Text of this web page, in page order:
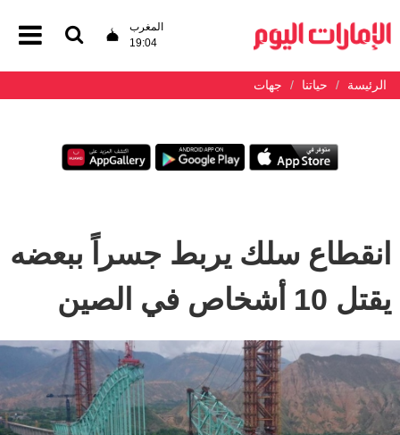
المغرب
19:04
الرئيسة حياتنا جهات
انقطاع سلك يربط جسراً ببعضه
يقتل 10 أشخاص في الصين